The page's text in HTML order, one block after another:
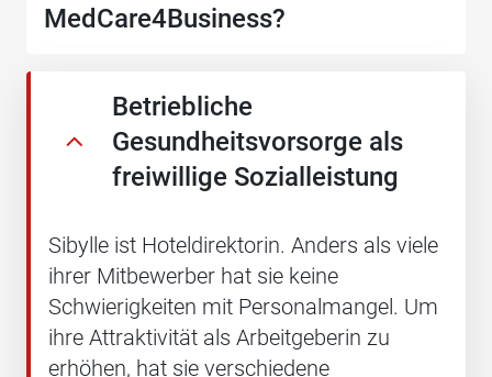
MedCare­4Business?
Betriebliche
Gesundheitsvorsorge als
freiwillige Sozialleistung
Sibylle ist Hoteldirektorin. Anders als viele
ihrer Mitbewerber hat sie keine
Schwierigkeiten mit Personalmangel. Um
ihre Attraktivität als Arbeitgeberin zu
erhöhen, hat sie verschiedene